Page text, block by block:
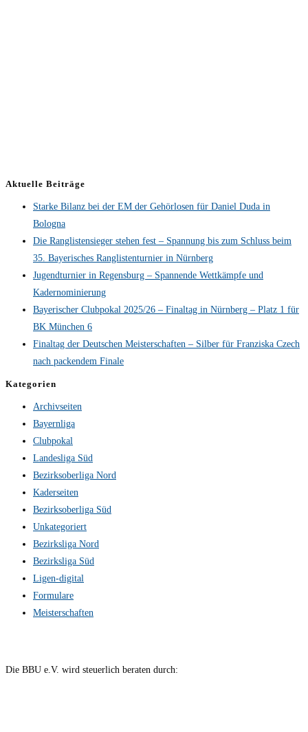
Aktuelle Beiträge
Starke Bilanz bei der EM der Gehörlosen für Daniel Duda in
Bologna
Die Ranglistensieger stehen fest – Spannung bis zum Schluss beim
35. Bayerisches Ranglistenturnier in Nürnberg
Jugendturnier in Regensburg – Spannende Wettkämpfe und
Kadernominierung
Bayerischer Clubpokal 2025/26 – Finaltag in Nürnberg – Platz 1 für
BK München 6
Finaltag der Deutschen Meisterschaften – Silber für Franziska Czech
nach packendem Finale
Kategorien
Archivseiten
Bayernliga
Clubpokal
Landesliga Süd
Bezirksoberliga Nord
Kaderseiten
Bezirksoberliga Süd
Unkategoriert
Bezirksliga Nord
Bezirksliga Süd
Ligen-digital
Formulare
Meisterschaften
Die BBU e.V. wird steuerlich beraten durch: